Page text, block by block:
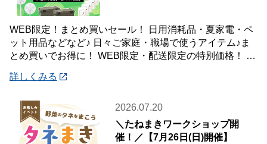
WEB限定！まとめ買いセール！ 日用消耗品・夏家電・ペ
ット用品などなど♪ 日々ご家庭・職場で使うアイテム♪ま
とめ買いでお得に！ WEB限定・配送限定の特別価格！ た
詳しくみる
2026.07.20
＼たねまきワークショップ開
催！／【7月26日(日)開催】